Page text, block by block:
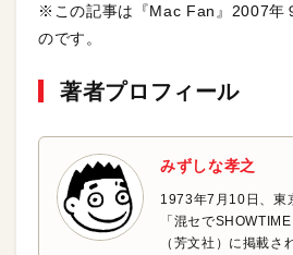
※この記事は『Mac Fan』2007年
のです。
著者プロフィール
みずしな孝之
1973年7月10日、東
「混セで
（芳文社）に掲載さ